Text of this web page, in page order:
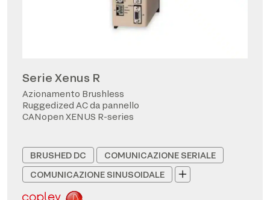
Serie Xenus R
Azionamento Brushless
Ruggedized AC da pannello
CANopen XENUS R-series
BRUSHED DC
COMUNICAZIONE SERIALE
COMUNICAZIONE SINUSOIDALE